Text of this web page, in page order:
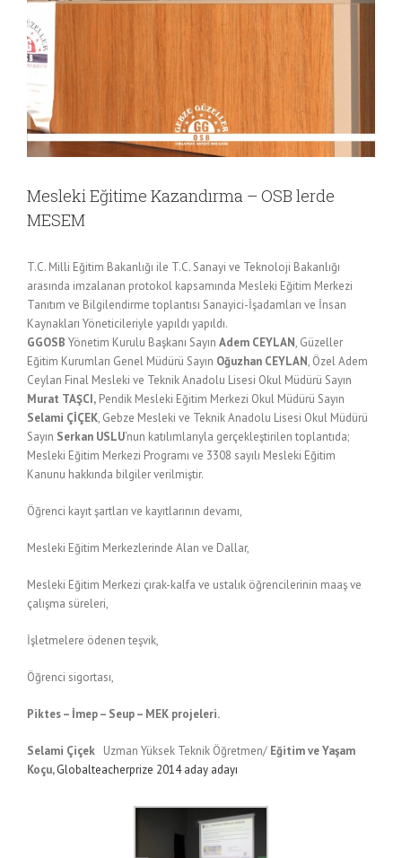
Mesleki Eğitime Kazandırma – OSB lerde
MESEM
T.C. Milli Eğitim Bakanlığı ile T.C. Sanayi ve Teknoloji Bakanlığı
arasında imzalanan protokol kapsamında Mesleki Eğitim Merkezi
Tanıtım ve Bilgilendirme toplantısı Sanayici-İşadamları ve İnsan
Kaynakları Yöneticileriyle yapıldı yapıldı.
GGOSB Yönetim Kurulu Başkanı Sayın Adem CEYLAN, Güzeller
Eğitim Kurumları Genel Müdürü Sayın Oğuzhan CEYLAN, Özel Adem
Ceylan Final Mesleki ve Teknik Anadolu Lisesi Okul Müdürü Sayın
Murat TAŞCI, Pendik Mesleki Eğitim Merkezi Okul Müdürü Sayın
Selami ÇİÇEK, Gebze Mesleki ve Teknik Anadolu Lisesi Okul Müdürü
Sayın Serkan USLU‘nun katılımlarıyla gerçekleştirilen toplantıda;
Mesleki Eğitim Merkezi Programı ve 3308 sayılı Mesleki Eğitim
Kanunu hakkında bilgiler verilmiştir.
Öğrenci kayıt şartları ve kayıtlarının devamı,
Mesleki Eğitim Merkezlerinde Alan ve Dallar,
Mesleki Eğitim Merkezi çırak-kalfa ve ustalık öğrencilerinin maaş ve
çalışma süreleri,
İşletmelere ödenen teşvik,
Öğrenci sigortası,
Piktes – İmep – Seup – MEK projeleri.
Selami Çiçek Uzman Yüksek Teknik Öğretmen/ Eğitim ve Yaşam
Koçu,Globalteacherprize 2014 aday adayı